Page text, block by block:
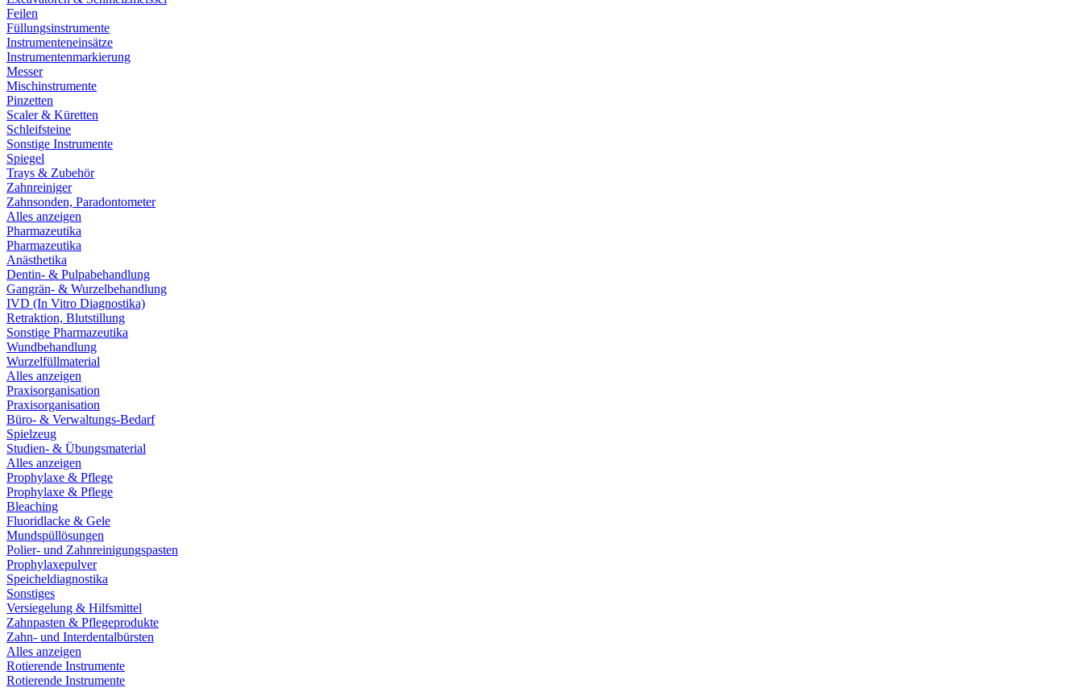
Feilen
Füllungsinstrumente
Instrumenteneinsätze
Instrumentenmarkierung
Messer
Mischinstrumente
Pinzetten
Scaler & Küretten
Schleifsteine
Sonstige Instrumente
Spiegel
Trays & Zubehör
Zahnreiniger
Zahnsonden, Paradontometer
Alles anzeigen
Pharmazeutika
Pharmazeutika
Anästhetika
Dentin- & Pulpabehandlung
Gangrän- & Wurzelbehandlung
IVD (In Vitro Diagnostika)
Retraktion, Blutstillung
Sonstige Pharmazeutika
Wundbehandlung
Wurzelfüllmaterial
Alles anzeigen
Praxisorganisation
Praxisorganisation
Büro- & Verwaltungs-Bedarf
Spielzeug
Studien- & Übungsmaterial
Alles anzeigen
Prophylaxe & Pflege
Prophylaxe & Pflege
Bleaching
Fluoridlacke & Gele
Mundspüllösungen
Polier- und Zahnreinigungspasten
Prophylaxepulver
Speicheldiagnostika
Sonstiges
Versiegelung & Hilfsmittel
Zahnpasten & Pflegeprodukte
Zahn- und Interdentalbürsten
Alles anzeigen
Rotierende Instrumente
Rotierende Instrumente